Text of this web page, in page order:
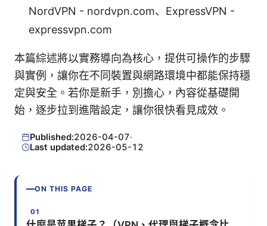
NordVPN - nordvpn.com、ExpressVPN -
expressvpn.com
本篇綜述將以實務導向為核心，提供可操作的步驟
與實例，讓你在不同裝置與網路環境中都能保持穩
定與安全。若你是新手，別擔心，內容從基礎開
始，逐步拉到進階設定，讓你很快看見成效。
Published:2026-04-07·
Last updated:2026-05-12
ON THIS PAGE